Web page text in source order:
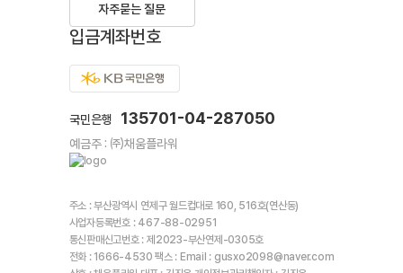
자주묻는 질문
입금계좌번호
국민은행 135701-04-287050
예금주 : ㈜채움플라워
주소 : 부산광역시 연제구 월드컵대로 160, 516호(연산동)
사업자등록번호 : 467-88-02951
통신판매신고번호 : 제2023-부산연제-0305호
전화 : 1666-4530 팩스 : Email : gusxo2098@naver.com